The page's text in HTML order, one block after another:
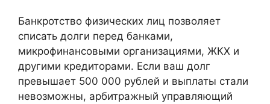
Банкротство физических лиц позволяет
списать долги перед банками,
микрофинансовыми организациями, ЖКХ и
другими кредиторами. Если ваш долг
превышает 500 000 рублей и выплаты стали
невозможны, арбитражный управляющий